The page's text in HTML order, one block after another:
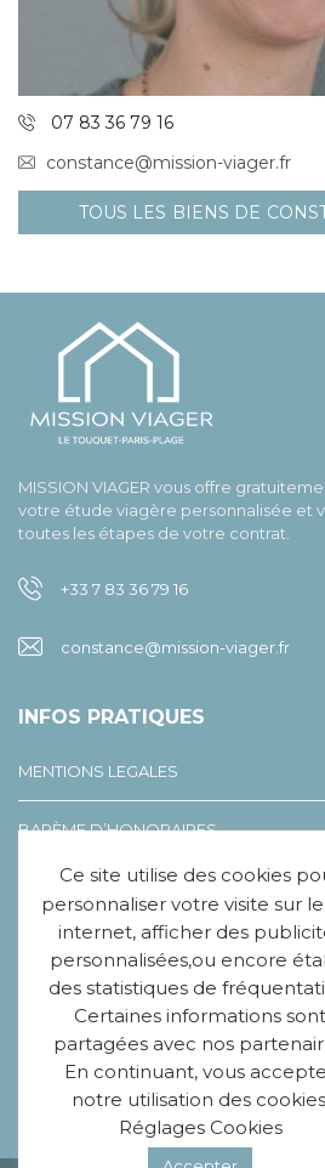
07 83 36 79 16
constance@mission-viager.fr
TOUS LES BIENS DE
MISSION VIAGER vous offre
votre étude viagère personnalisée et
toutes les étapes de votre contrat.
+33 7 83 36 79 16
constance@mission-viager.fr
INFOS PRATIQUES
MENTIONS LEGALES
BARÈME D’HONORAIRES
LEXIQUE DU VIAGER
CHARTE ÉTHIQUE
SUIVEZ-NOUS
Ce site utilise des cookies
personnaliser votre visite sur
internet, afficher des
personnalisées,ou encore
des statistiques de
Certaines informations sont
partagées avec nos
En continuant, vous
notre utilisation des
Réglages Cookies